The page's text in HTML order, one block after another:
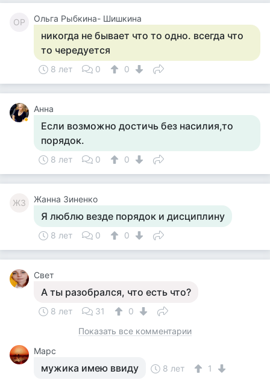
ОР Ольга Рыбкина- Шишкина
никогда не бывает что то одно. всегда что
то чередуется
8 лет 0 0
Анна
Если возможно достичь без насилия,то
порядок.
8 лет 0 0
ЖЗ Жанна Зиненко
Я люблю везде порядок и дисциплину
8 лет 0 0
Свет
А ты разобрался, что есть что?
8 лет 31
0
Показать все комментарии
Марс
мужика имею ввиду 8 лет 1